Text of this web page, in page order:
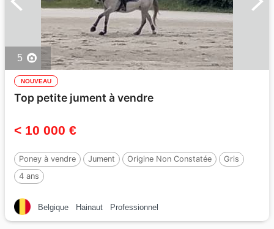
5
NOUVEAU
Top petite jument à vendre
< 10 000 €
Poney à vendre Jument Origine Non Constatée
Gris
4 ans
Belgique Hainaut Professionnel